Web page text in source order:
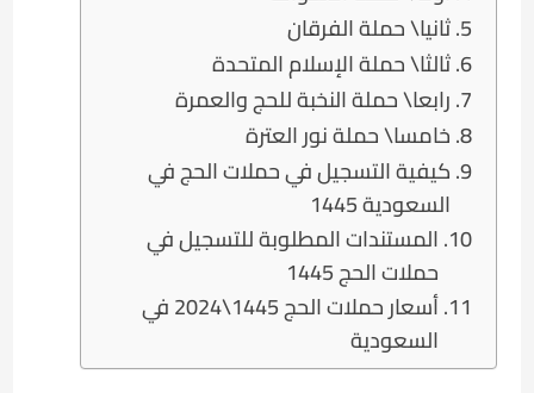
ثانيا\ حملة الفرقان
ثالثا\ حملة الإسلام المتحدة
رابعا\ حملة النخبة للحج والعمرة
خامسا\ حملة نور العترة
كيفية التسجيل في حملات الحج في
السعودية 1445
المستندات المطلوبة للتسجيل في
حملات الحج 1445
أسعار حملات الحج 1445\2024 في
السعودية